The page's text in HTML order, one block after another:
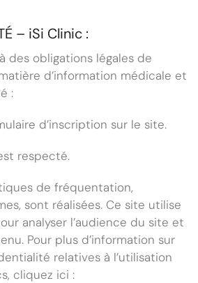
– iSi Clinic :
des obligations légales de
d’information médicale et
:
d’inscription sur le site.
respecté.
de fréquentation,
sont réalisées. Ce site utilise
analyser l’audience du site et
Pour plus d’information sur
relatives à l’utilisation
cliquez ici :